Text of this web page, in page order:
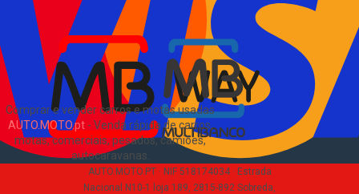
Comprar e vender carros e motas usadas
AUTO.MOTO.pt- Venda rápida de carros,
motas, comerciais, pesados, camiões,
autocaravanas
EN
Sobre Nós
AUTO.MOTO.PT · NIF 518174034 · Estrada
Nacional N10-1 loja 189, 2815-892 Sobreda,